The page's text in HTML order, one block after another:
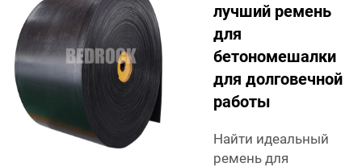
лучший ремень
для
бетономешалки
для долговечной
работы
Найти идеальный
ремень для